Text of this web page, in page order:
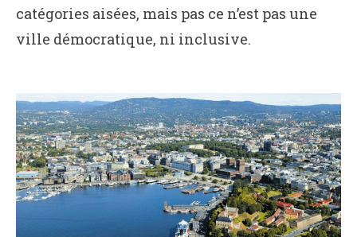
catégories aisées, mais pas ce n’est pas une
ville démocratique, ni inclusive.